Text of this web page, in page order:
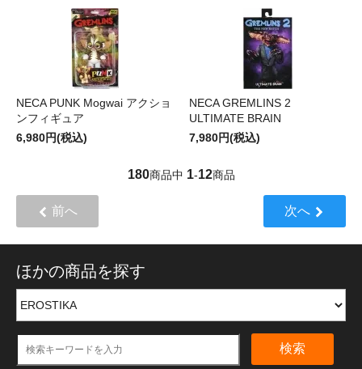
NECA PUNK Mogwai アクショ
ンフィギュア
6,980円(税込)
NECA GREMLINS 2
ULTIMATE BRAIN
7,980円(税込)
180商品中 1-12商品
前へ 次へ
ほかの商品を探す
検索